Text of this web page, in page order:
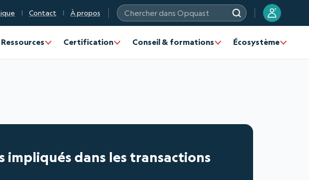
Contact À propos
Chercher dans Opquast
?
Ressources Certification Conseil & formations Écosystème
impliqués dans les transactions